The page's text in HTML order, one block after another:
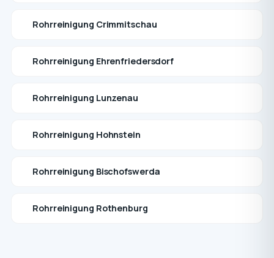
Rohrreinigung Crimmitschau
Rohrreinigung Ehrenfriedersdorf
Rohrreinigung Lunzenau
Rohrreinigung Hohnstein
Rohrreinigung Bischofswerda
Rohrreinigung Rothenburg